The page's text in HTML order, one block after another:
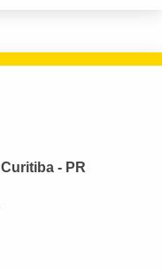
- PR